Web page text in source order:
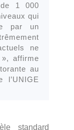
de 1 000
qui
par un
ne
, affirme
au
l’UNIGE
standard